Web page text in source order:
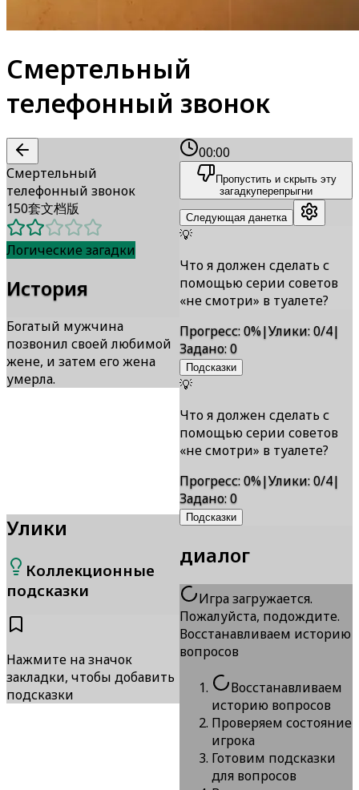
Смертельный
телефонный звонок
Смертельный
телефонный звонок
150套文档版
Логические загадки
История
Богатый мужчина
позвонил своей любимой
жене, и затем его жена
умерла.
Улики
Коллекционные
подсказки
Нажмите на значок
закладки, чтобы добавить
подсказки
00:00
Пропустить и скрыть эту
загадкуперепрыгни
Следующая данетка
💡
Что я должен сделать с
помощью серии советов
«не смотри» в туалете?
Прогресс:0%|Улики:0/4|
Задано:0
Подсказки
💡
Что я должен сделать с
помощью серии советов
«не смотри» в туалете?
Прогресс:0%|Улики:0/4|
Задано:0
Подсказки
диалог
Игра загружается.
Пожалуйста, подождите.
Восстанавливаем историю
вопросов
Восстанавливаем
историю вопросов
Проверяем состояние
игрока
Готовим подсказки
для вопросов